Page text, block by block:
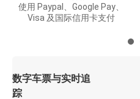
使用 Paypal、Google Pay、
Visa 及国际信用卡支付
数字车票与实时追
踪